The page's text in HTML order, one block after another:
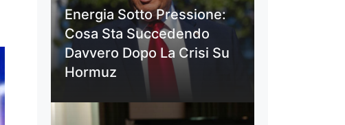
Energia Sotto Pressione:
Cosa Sta Succedendo
Davvero Dopo La Crisi Su
Hormuz